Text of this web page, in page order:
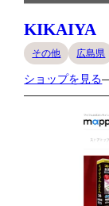
KIKAIYA
その他 広島県
ショップを見る